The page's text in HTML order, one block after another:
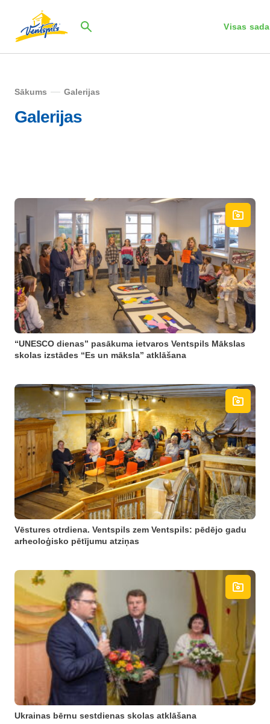
Visas
Sākums Galerijas
Galerijas
“UNESCO dienas” pasākuma ietvaros Ventspils Mākslas
skolas izstādes “Es un māksla” atklāšana
Vēstures otrdiena. Ventspils zem Ventspils: pēdējo gadu
arheoloģisko pētījumu atziņas
Ukrainas bērnu sestdienas skolas atklāšana